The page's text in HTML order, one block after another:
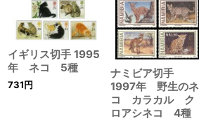
イギリス切手 1995
年 ネコ 5種
731円
ナミビア切手
1997年 野生のネ
コ カラカル ク
ロアシネコ 4種